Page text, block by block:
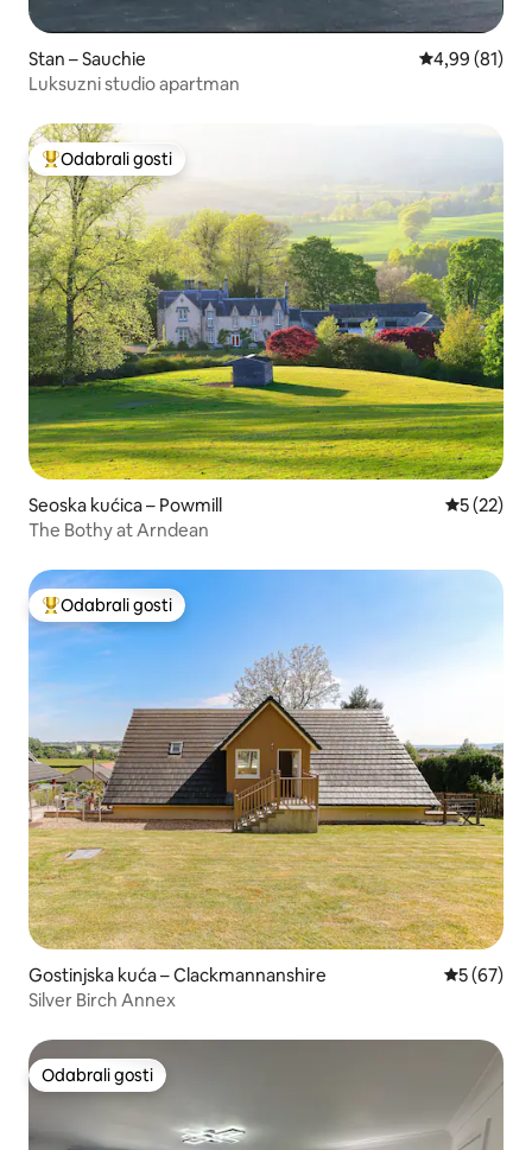
Stan – Sauchie Prosječna
4,99 (81)
Luksuzni studio apartman
Među najviše rangiranima s oznakom „Odabrali gosti”
Odabrali gosti
Seoska kućica – Powmill Prosječna
5 (22)
The Bothy at Arndean
Među najviše rangiranima s oznakom „Odabrali gosti”
Odabrali gosti
Gostinjska kuća – Clackmannanshire Prosječna
5 (67)
Silver Birch Annex
Odabrali gosti
Odabrali gosti